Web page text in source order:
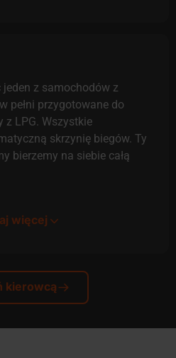
z samochodów z
pełni przygotowane do
z LPG. Wszystkie
skrzynię biegów. Ty
bierzemy na siebie całą
więcej
kierowcą